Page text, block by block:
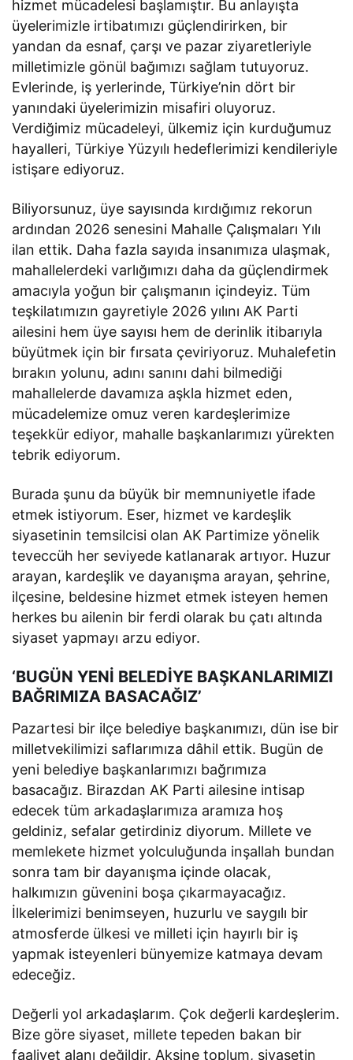
hizmet mücadelesi başlamıştır. Bu anlayışta
üyelerimizle irtibatımızı güçlendirirken, bir
yandan da esnaf, çarşı ve pazar ziyaretleriyle
milletimizle gönül bağımızı sağlam tutuyoruz.
Evlerinde, iş yerlerinde, Türkiye’nin dört bir
yanındaki üyelerimizin misafiri oluyoruz.
Verdiğimiz mücadeleyi, ülkemiz için kurduğumuz
hayalleri, Türkiye Yüzyılı hedeflerimizi kendileriyle
istişare ediyoruz.
Biliyorsunuz, üye sayısında kırdığımız rekorun
ardından 2026 senesini Mahalle Çalışmaları Yılı
ilan ettik. Daha fazla sayıda insanımıza ulaşmak,
mahallelerdeki varlığımızı daha da güçlendirmek
amacıyla yoğun bir çalışmanın içindeyiz. Tüm
teşkilatımızın gayretiyle 2026 yılını AK Parti
ailesini hem üye sayısı hem de derinlik itibarıyla
büyütmek için bir fırsata çeviriyoruz. Muhalefetin
bırakın yolunu, adını sanını dahi bilmediği
mahallelerde davamıza aşkla hizmet eden,
mücadelemize omuz veren kardeşlerimize
teşekkür ediyor, mahalle başkanlarımızı yürekten
tebrik ediyorum.
Burada şunu da büyük bir memnuniyetle ifade
etmek istiyorum. Eser, hizmet ve kardeşlik
siyasetinin temsilcisi olan AK Partimize yönelik
teveccüh her seviyede katlanarak artıyor. Huzur
arayan, kardeşlik ve dayanışma arayan, şehrine,
ilçesine, beldesine hizmet etmek isteyen hemen
herkes bu ailenin bir ferdi olarak bu çatı altında
siyaset yapmayı arzu ediyor.
‘BUGÜN YENİ BELEDİYE BAŞKANLARIMIZI
BAĞRIMIZA BASACAĞIZ’
Pazartesi bir ilçe belediye başkanımızı, dün ise bir
milletvekilimizi saflarımıza dâhil ettik. Bugün de
yeni belediye başkanlarımızı bağrımıza
basacağız. Birazdan AK Parti ailesine intisap
edecek tüm arkadaşlarımıza aramıza hoş
geldiniz, sefalar getirdiniz diyorum. Millete ve
memlekete hizmet yolculuğunda inşallah bundan
sonra tam bir dayanışma içinde olacak,
halkımızın güvenini boşa çıkarmayacağız.
İlkelerimizi benimseyen, huzurlu ve saygılı bir
atmosferde ülkesi ve milleti için hayırlı bir iş
yapmak isteyenleri bünyemize katmaya devam
edeceğiz.
Değerli yol arkadaşlarım. Çok değerli kardeşlerim.
Bize göre siyaset, millete tepeden bakan bir
faaliyet alanı değildir. Aksine toplum, siyasetin